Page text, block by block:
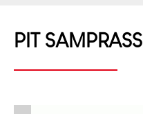
PIT SAMPRASS